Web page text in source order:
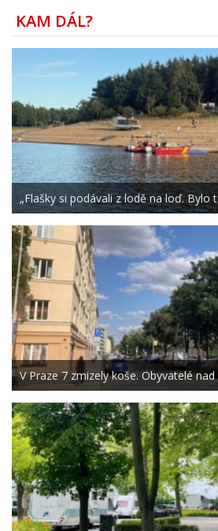
KAM DÁL?
„Flašky si podávali z lodě na loď. Bylo
V Praze 7 zmizely koše. Obyvatelé